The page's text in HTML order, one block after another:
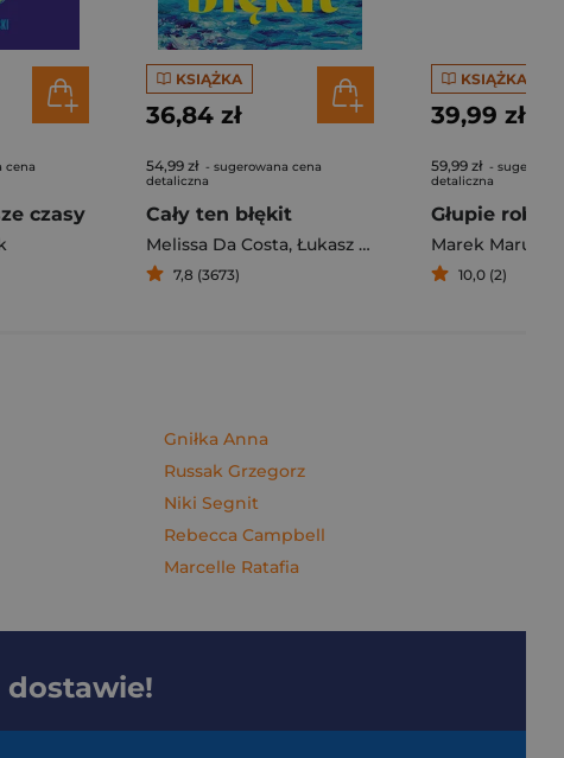
cena
czasy
KSIĄŻKA
36,84 zł
54,99 zł - sugerowana cena
detaliczna
Cały ten błękit
Melissa Da Costa, Łukasz Müller
7,8 (3673)
KSIĄŻKA
39,99 zł
59,99 zł -
detaliczna
Marek
10,0 (2)
Gniłka Anna
Russak Grzegorz
Niki Segnit
Rebecca Campbell
Marcelle Ratafia
dostawie!